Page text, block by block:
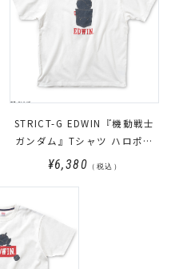
STRICT-G EDWIN『機動戦士
ガンダム』Tシャツ ハロポケ
ット
¥6,380 （税込）